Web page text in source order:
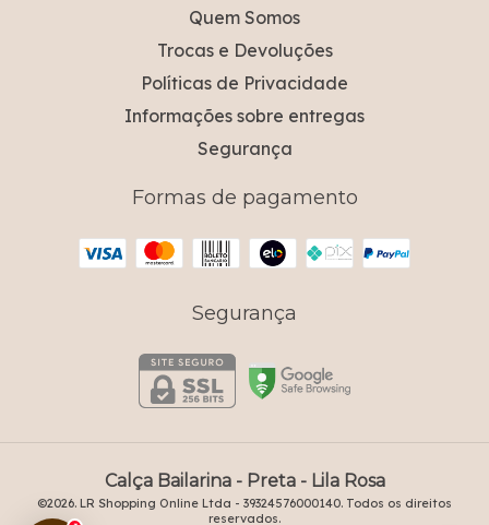
Quem Somos
Trocas e Devoluções
Políticas de Privacidade
Informações sobre entregas
Segurança
Formas de pagamento
Segurança
Calça Bailarina - Preta- Lila Rosa
©2026. LR Shopping Online Ltda - 39324576000140. Todos os direitos
reservados.